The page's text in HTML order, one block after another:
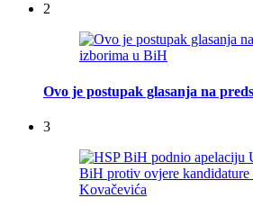
2
Ovo je postupak glasanja na
3